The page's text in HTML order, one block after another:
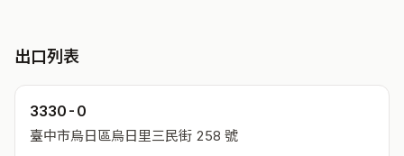
出口列表
3330-0
臺中市烏日區烏日里三民街 258 號